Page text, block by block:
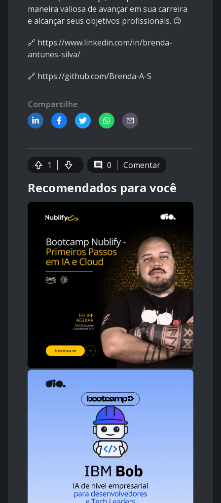
maneira valiosa de avançar em sua carreira
e alcançar seus objetivos profissionais. 😉
🔗 https://www.linkedin.com/in/brenda-
antunes-silva/
🔗 https://github.com/Brenda-A-S
Compartilhe
1 0 Comentar
Recomendados para você